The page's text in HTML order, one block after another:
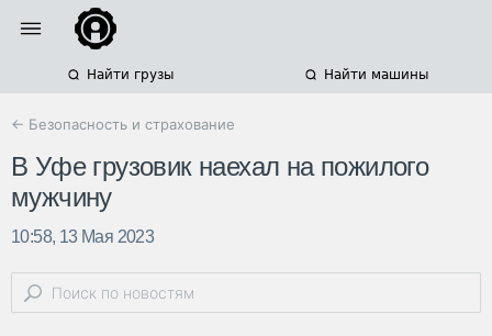
Найти грузы Найти машины
← Безопасность и страхование
В Уфе грузовик наехал на пожилого
мужчину
10:58, 13 Мая 2023